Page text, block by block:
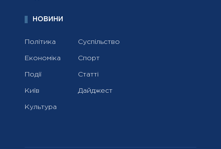
НОВИНИ
Політика
Економіка
Події
Київ
Культура
Суспільство
Спорт
Статті
Дайджест